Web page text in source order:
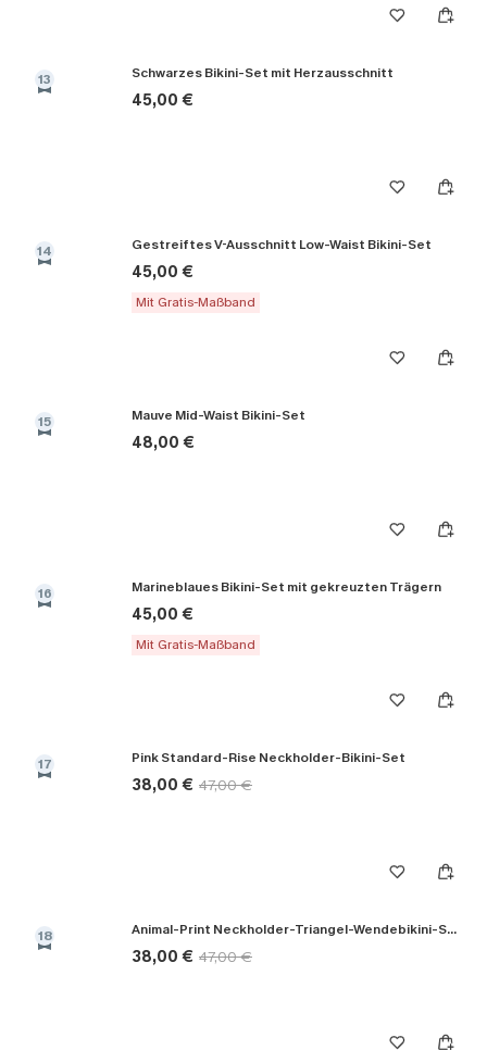
13 Schwarzes Bikini-Set mit Herzausschnitt
45,00 €
14 Gestreiftes V-Ausschnitt Low-Waist Bikini-Set
45,00 €
Mit Gratis-Maßband
15 Mauve Mid-Waist Bikini-Set
48,00 €
16 Marineblaues Bikini-Set mit gekreuzten Trägern
45,00 €
Mit Gratis-Maßband
17 Pink Standard-Rise Neckholder-Bikini-Set
38,00 € 47,00 €
18 Animal-Print Neckholder-Triangel-Wendebikini-Set
38,00 € 47,00 €